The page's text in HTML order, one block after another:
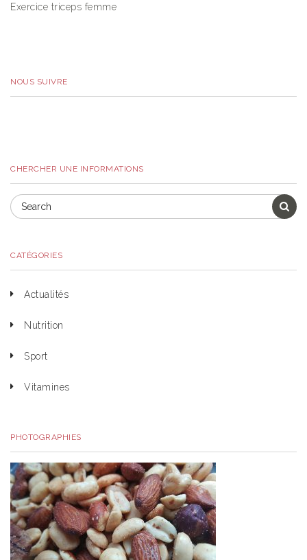
NOUS SUIVRE
CHERCHER UNE INFORMATIONS
CATÉGORIES
Actualités
Nutrition
Sport
Vitamines
PHOTOGRAPHIES
Exercice triceps femme